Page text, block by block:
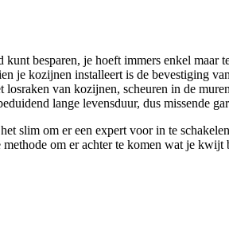
besparen, je hoeft immers enkel maar
je kozijnen installeert is de bevestiging
van kozijnen, scheuren in de
lange levensduur, dus missende
slim om er een expert voor in te
om er achter te komen wat je